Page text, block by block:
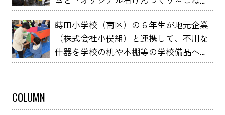
ね石けん～」 YOXO FESTIVALに出展
蒔田小学校（南区）の６年生が地元企業
（株式会社小俣組）と連携して、不用な
什器を学校の机や本棚等の学校備品へア
ップサイクルしました！
COLUMN